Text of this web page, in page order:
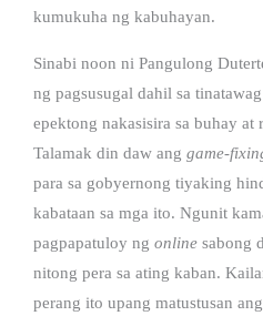
kumukuha ng kabuhayan.
Sinabi noon ni Pangulong
ng pagsusugal dahil sa
epektong nakasisira sa buhay at
Talamak din daw ang game-
para sa gobyernong tiyaking
kabataan sa mga ito. Ngunit
pagpapatuloy ng online sabong
nitong pera sa ating kaban.
perang ito upang matustusan